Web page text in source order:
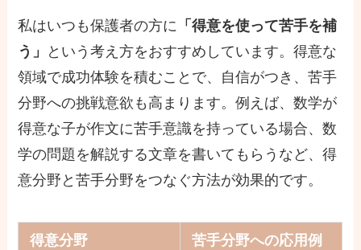
私はいつも保護者の方に 「得意を使って苦手を補
う」
という考え方をおすすめしています。得意な
領域で成功体験を積むことで、自信がつき、苦手
分野への挑戦意欲も高まります。例えば、数学が
得意な子が作文に苦手意識を持っている場合、数
学の問題を解説する文章を書いてもらうなど、得
意分野と苦手分野をつなぐ方法が効果的です。
得意分野 苦手分野への応用例